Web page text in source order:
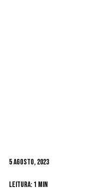
5 Agosto, 2023
Leitura: 1 min